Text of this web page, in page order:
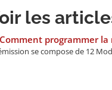
les
Comment programmer la
se compose de 12